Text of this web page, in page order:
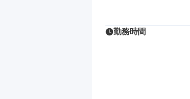
勤務時間